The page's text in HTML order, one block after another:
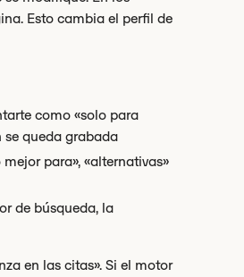
Esto cambia el perfil de
como «solo para
se queda grabada
para», «alternativas»
de búsqueda, la
en las citas». Si el motor